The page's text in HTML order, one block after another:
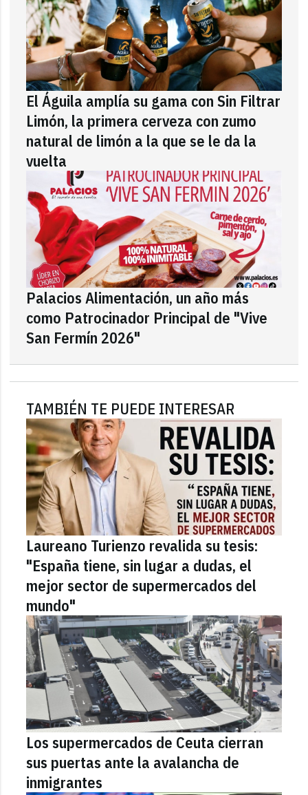
El Águila amplía su gama con Sin Filtrar
Limón, la primera cerveza con zumo
natural de limón a la que se le da la
vuelta
Palacios Alimentación, un año más
como Patrocinador Principal de "Vive
San Fermín 2026"
TAMBIÉN TE PUEDE INTERESAR
Laureano Turienzo revalida su tesis:
"España tiene, sin lugar a dudas, el
mejor sector de supermercados del
mundo"
Los supermercados de Ceuta cierran
sus puertas ante la avalancha de
inmigrantes